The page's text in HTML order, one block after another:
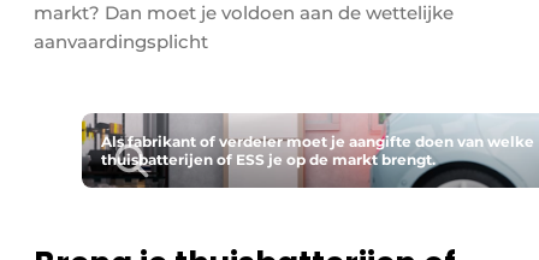
Evenement aanmelden
Home
Nieuwsbrief
Podcasts
Algemeen
Solar
markt? Dan moet je voldoen aan de ­wettelijke
aanvaardingsplicht
Als fabrikant of verdeler moet je aangifte doen van welke
thuisbatterijen of ESS je op de markt brengt.